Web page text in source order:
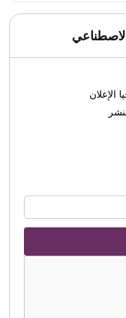
الإعلان